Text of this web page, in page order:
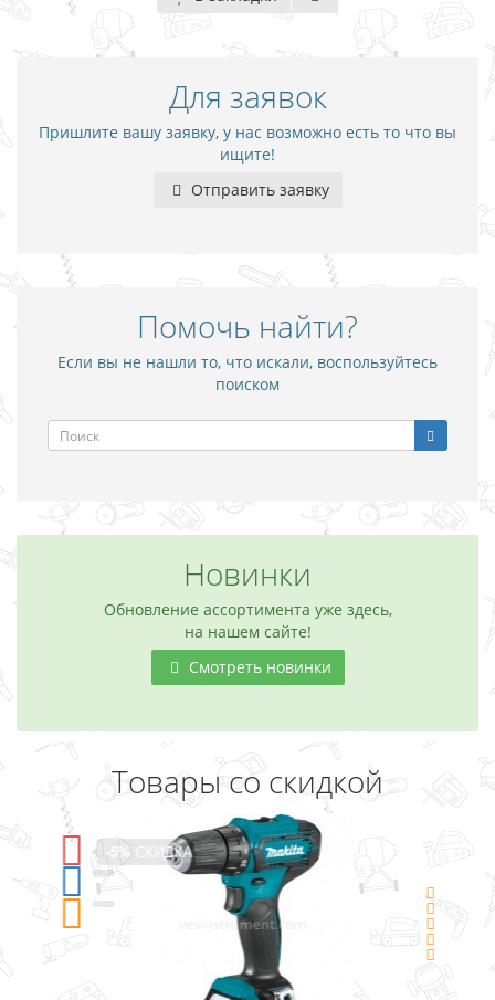
Для заявок
Пришлите вашу заявку, у нас возможно есть то что вы
ищите!
Отправить заявку
Помочь найти?
Если вы не нашли то, что искали, воспользуйтесь
поиском
Новинки
Обновление ассортимента уже здесь,
на нашем сайте!
Смотреть новинки
Товары со скидкой
-5%СКИДКА